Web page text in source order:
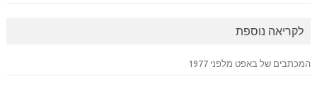
לקריאה נוספת
המכתבים של באפט מלפני 1977